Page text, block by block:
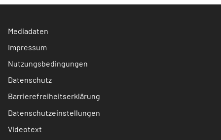
Mediadaten
Impressum
Nutzungsbedingungen
Datenschutz
Barrierefreiheitserklärung
Datenschutzeinstellungen
Videotext